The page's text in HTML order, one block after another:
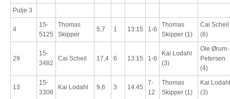
Pulje 3
4
15-
5125
Thomas
Skipper
5,7 1 13:15 1-6
Thomas
Skipper (1)
Cai Scheil
(6)
29
15-
3482
Cai Scheil 17,4 6 13:15 1-6
Kai Lodahl
(3)
Ole Ørum-
Petersen
(4)
13
15-
3306
Kai Lodahl 9,6 3 14:45
7-
12
Thomas
Skipper (1)
Kai Lodahl
(3)